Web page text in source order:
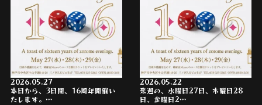
2026.05.27
本日から、3日間、16周年開催い
たします。…
2026.05.22
来週の、水曜日27日、木曜日28
日、金曜日2…